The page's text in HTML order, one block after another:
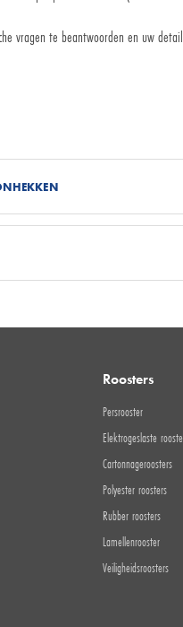
vragen te beantwoorden en uw
Roosters
Persrooster
Elektrogeslaste
Cartonnageroosters
Polyester roosters
Rubber roosters
Lamellenrooster
Veiligheidsroosters